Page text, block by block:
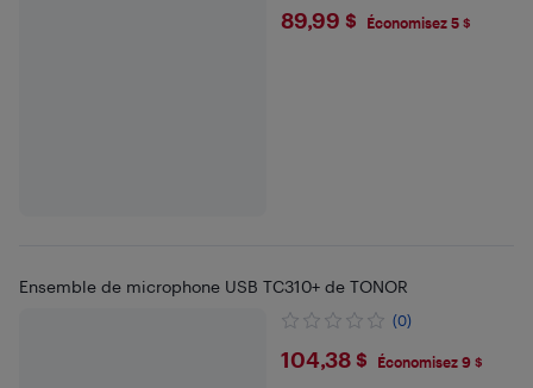
$89.99
89,99 $ Économisez 5 $
Ensemble de microphone USB TC310+ de TONOR
(0)
$104.38
104,38 $ Économisez 9 $